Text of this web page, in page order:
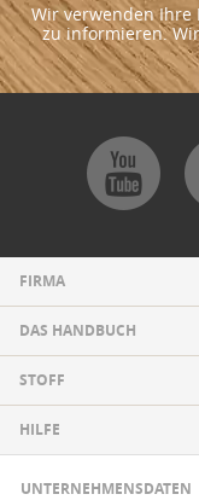
Wir verwenden Ihre
zu informieren.
FIRMA
DAS HANDBUCH
STOFF
HILFE
UNTERNEHMENSDATEN